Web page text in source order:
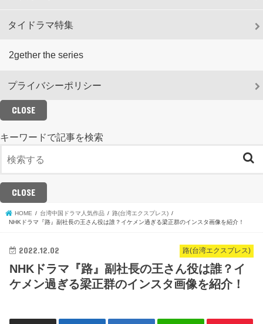
タイドラマ特集
2gether the series
プライバシーポリシー
CLOSE
キーワードで記事を検索
CLOSE
HOME 台湾中国ドラマ人気作品
路(台湾エクスプレス)
NHKドラマ『路』副社長の王さん役は誰？イケメン過ぎる梁正群のインスタ画像を紹介！
路(台湾エクスプレス)
2022.12.02
NHKドラマ『路』副社長の王さん役は誰？イ
ケメン過ぎる梁正群のインスタ画像を紹介！